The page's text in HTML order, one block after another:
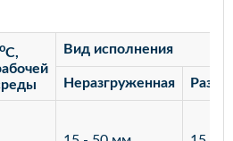
oC,
Вид исполнения
Неразгруженная